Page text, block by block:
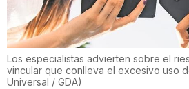
Los especialistas advierten sobre el
vincular que conlleva el excesivo uso
Universal / GDA)